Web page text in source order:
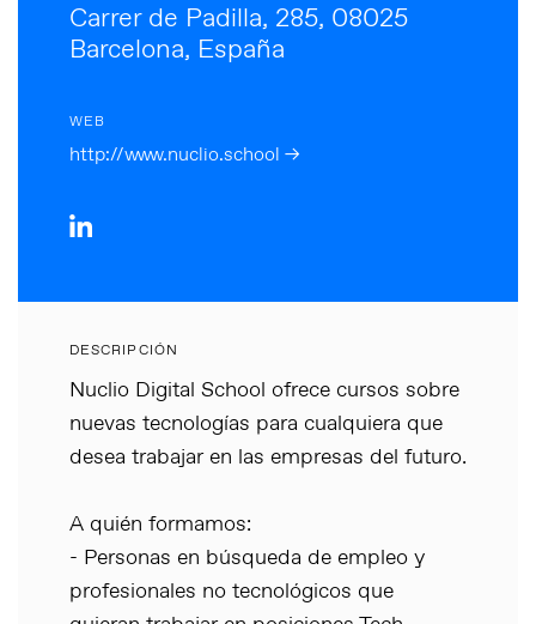
Carrer de Padilla, 285, 08025
Barcelona, España
WEB
http://www.nuclio.school →
DESCRIPCIÓN
Nuclio Digital School ofrece cursos sobre
nuevas tecnologías para cualquiera que
desea trabajar en las empresas del futuro.
A quién formamos:
- Personas en búsqueda de empleo y
profesionales no tecnológicos que